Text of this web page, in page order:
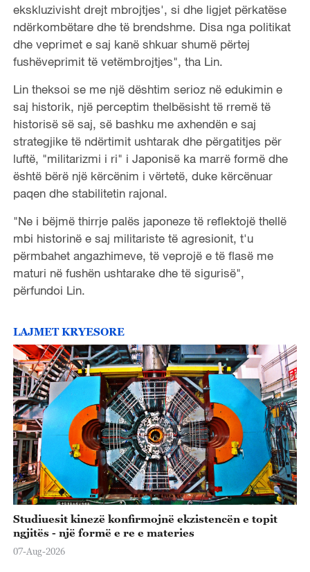
ekskluzivisht drejt mbrojtjes', si dhe ligjet përkatëse
ndërkombëtare dhe të brendshme. Disa nga politikat
dhe veprimet e saj kanë shkuar shumë përtej
fushëveprimit të vetëmbrojtjes", tha Lin.
Lin theksoi se me një dështim serioz në edukimin e
saj historik, një perceptim thelbësisht të rremë të
historisë së saj, së bashku me axhendën e saj
strategjike të ndërtimit ushtarak dhe përgatitjes për
luftë, "militarizmi i ri" i Japonisë ka marrë formë dhe
është bërë një kërcënim i vërtetë, duke kërcënuar
paqen dhe stabilitetin rajonal.
"Ne i bëjmë thirrje palës japoneze të reflektojë thellë
mbi historinë e saj militariste të agresionit, t'u
përmbahet angazhimeve, të veprojë e të flasë me
maturi në fushën ushtarake dhe të sigurisë",
përfundoi Lin.
LAJMET KRYESORE
Studiuesit kinezë konfirmojnë ekzistencën e topit
ngjitës - një formë e re e materies
07-Aug-2026